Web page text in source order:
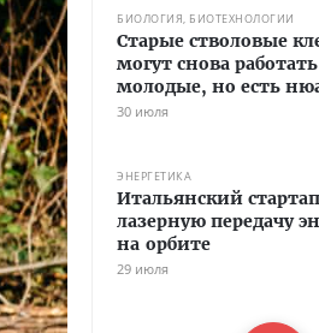
БИОЛОГИЯ, БИОТЕХНОЛОГИИ
Старые стволовые
могут снова
молодые, но есть
30 июля
ЭНЕРГЕТИКА
Итальянский
лазерную передачу
на орбите
29 июля